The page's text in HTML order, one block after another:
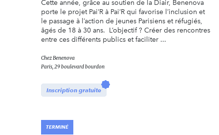
Cette année, grâce au soutien de la Diair, Benenova
porte le projet Pai‘R à Pai‘R qui favorise l’inclusion et
le passage à l’action de jeunes Parisiens et réfugiés,
âgés de 18 à 30 ans. L’objectif ? Créer des rencontres
entre ces différents publics et faciliter ...
ChezBenenova
Paris, 29 boulevard bourdon
Inscription gratuite
TERMINÉ